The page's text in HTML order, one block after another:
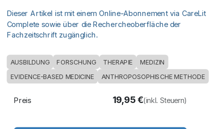
Dieser Artikel ist mit einem Online-Abonnement via CareLit
Complete sowie über die Rechercheoberfläche der
Fachzeitschrift zugänglich.
AUSBILDUNG FORSCHUNG THERAPIE MEDIZIN
EVIDENCE-BASED MEDICINE ANTHROPOSOPHISCHE METHODE
Preis 19,95€(inkl. Steuern)